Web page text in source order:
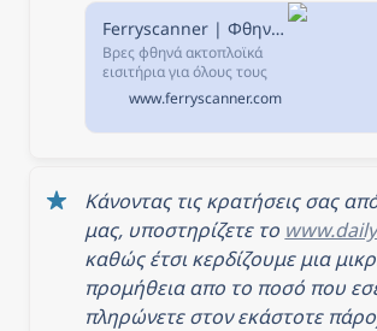
Ferryscanner | Φθηνά Ακτοπλοϊκά Εισιτήρια, Ακτοπλοϊκές Διαδρομές, Δρομολόγια Πλοίων
Βρες φθηνά ακτοπλοϊκά
εισιτήρια για όλους τους
προορισμούς στη
Ferryscanner.com.
Σύγκρινε τιμές, διαδρομές,
www.ferryscanner.com
Κάνοντας τις κρατήσεις σας
μας, υποστηρίζετε το
καθώς έτσι κερδίζουμε μια
προμήθεια απο το ποσό που
πληρώνετε στον εκάστοτε